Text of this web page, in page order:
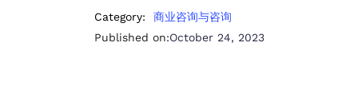
Category:
商业咨询与咨询
Published on:October 24, 2023